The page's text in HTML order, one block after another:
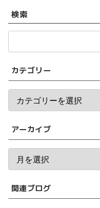
検索
カテゴリー
アーカイブ
関連ブログ